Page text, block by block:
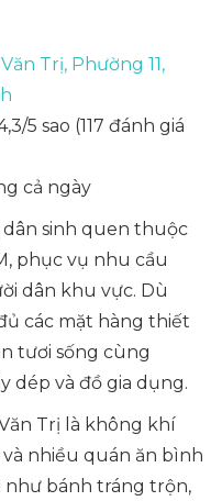
Trị, Phường 11,
5 sao (117 đánh giá
cả ngày
dân sinh quen thuộc
phục vụ nhu cầu
dân khu vực. Dù
các mặt hàng thiết
tươi sống cùng
dép và đồ gia dụng.
Trị là không khí
nhiều quán ăn bình
như bánh tráng trộn,